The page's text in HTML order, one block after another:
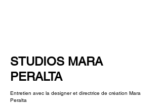
STUDIOS MARA
PERALTA
Entretien avec la designer et directrice de création Mara
Peralta